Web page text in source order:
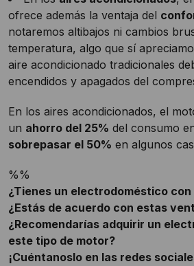
ofrece además la ventaja del
notaremos altibajos ni cambios
temperatura, algo que sí
aire acondicionado tradicionales
encendidos y apagados del
En los aires acondicionados, el
un ahorro del 25% del consumo
sobrepasar el 50% en algunos
%%
¿Tienes un electrodoméstico
¿Estás de acuerdo con estas
¿Recomendarías adquirir un
este tipo de motor?
¡Cuéntanoslo en las redes